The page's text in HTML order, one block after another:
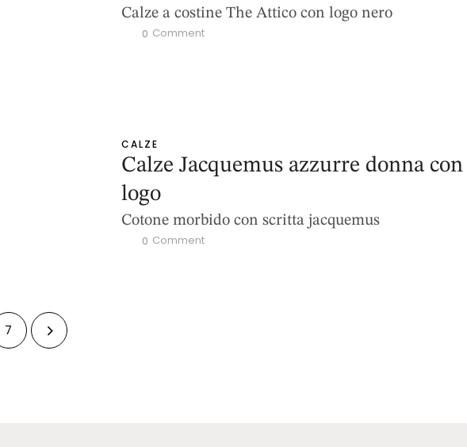
Calze a costine The Attico con logo nero
0 Comment
CALZE
Calze Jacquemus azzurre donna con
logo
Cotone morbido con scritta jacquemus
0 Comment
7